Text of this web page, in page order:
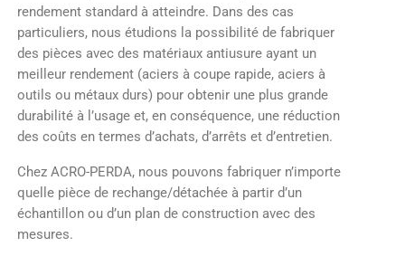
rendement standard à atteindre. Dans des cas
particuliers, nous étudions la possibilité de fabriquer
des pièces avec des matériaux antiusure ayant un
meilleur rendement (aciers à coupe rapide, aciers à
outils ou métaux durs) pour obtenir une plus grande
durabilité à l’usage et, en conséquence, une réduction
des coûts en termes d’achats, d’arrêts et d’entretien.
Chez ACRO-PERDA, nous pouvons fabriquer n’importe
quelle pièce de rechange/détachée à partir d’un
échantillon ou d’un plan de construction avec des
mesures.